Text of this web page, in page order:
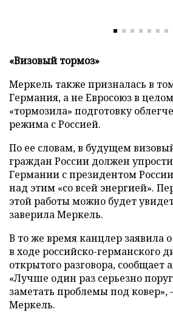
«Визовый тормоз»
Меркель также призналась в
Германия, а не Евросоюз в
«тормозила» подготовку
режима с Россией.
По ее словам, в будущем
граждан России должен
Германии с президентом
над этим «со всей энергией».
этой работы можно будет
заверила Меркель.
В то же время канцлер заявила
в ходе российско-германского
открытого разговора, сообщает
«Лучше один раз серьезно
заметать проблемы под ковер»,
Меркель.